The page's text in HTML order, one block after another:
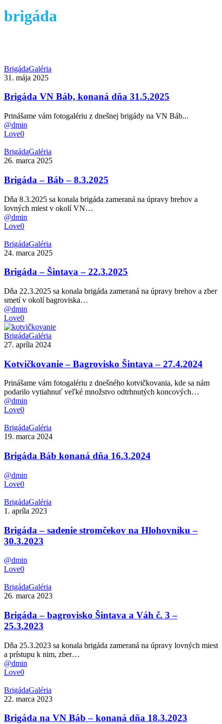
brigáda
Brigáda
VN
konaná
31.5.2025
BrigádaGaléria
31. mája 2025
Brigáda VN Báb, konaná dňa 31.5.2025
Prinášame vám fotogalériu z dnešnej brigády na VN Báb...
@dmin
Love0
Brigáda
–
–
8.3.2025
BrigádaGaléria
26. marca 2025
Brigáda – Báb – 8.3.2025
Dňa 8.3.2025 sa konala brigáda zameraná na úpravy brehov a
lovných miest v okolí VN…
@dmin
Love0
Brigáda
–
–
22.3.2025
BrigádaGaléria
24. marca 2025
Brigáda – Šintava – 22.3.2025
Dňa 22.3.2025 sa konala brigáda zameraná na úpravy brehov a zber
smetí v okolí bagroviska…
@dmin
Love0
Kotvičkovanie
–
Šintava
–
27.4.2024
BrigádaGaléria
27. apríla 2024
Kotvičkovanie – Bagrovisko Šintava – 27.4.2024
Prinášame vám fotogalériu z dnešného kotvičkovania, kde sa nám
podarilo vytiahnuť veľké množstvo odtrhnutých koncových…
@dmin
Love0
Brigáda
Báb
dňa
16.3.2024
BrigádaGaléria
19. marca 2024
Brigáda Báb konaná dňa 16.3.2024
@dmin
Love0
Brigáda
–
stromčekov
na
Hlohovníku
30.3.2023
BrigádaGaléria
1. apríla 2023
Brigáda – sadenie stromčekov na Hlohovníku –
30.3.2023
@dmin
Love0
Brigáda
–
Šintava
a
Váh
3
–
25.3.2023
BrigádaGaléria
26. marca 2023
Brigáda – bagrovisko Šintava a Váh č. 3 –
25.3.2023
Dňa 25.3.2023 sa konala brigáda zameraná na úpravy lovných miest
a prístupu k nim, zber…
@dmin
Love0
Brigáda
na
Báb
BrigádaGaléria
22. marca 2023
Brigáda na VN Báb – konaná dňa 18.3.2023